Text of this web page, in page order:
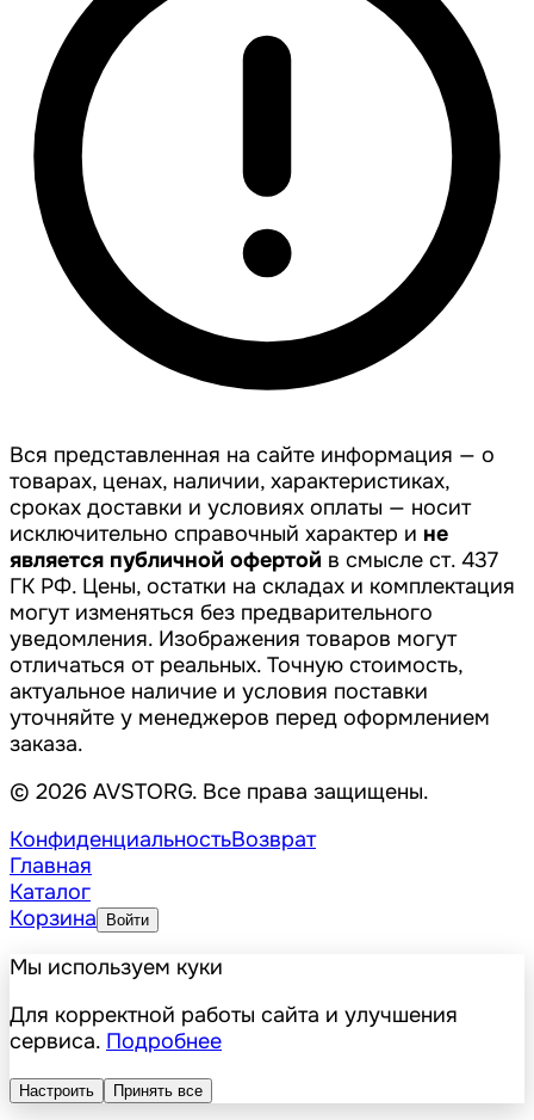
Вся представленная на сайте информация — о
товарах, ценах, наличии, характеристиках,
сроках доставки и условиях оплаты — носит
исключительно справочный характер и не
является публичной офертой в смысле ст. 437
ГК РФ. Цены, остатки на складах и комплектация
могут изменяться без предварительного
уведомления. Изображения товаров могут
отличаться от реальных. Точную стоимость,
актуальное наличие и условия поставки
уточняйте у менеджеров перед оформлением
заказа.
© 2026 AVSTORG. Все права защищены.
КонфиденциальностьВозврат
Главная
Каталог
Корзина
Войти
Мы используем куки
Для корректной работы сайта и улучшения
сервиса. Подробнее
Настроить Принять все